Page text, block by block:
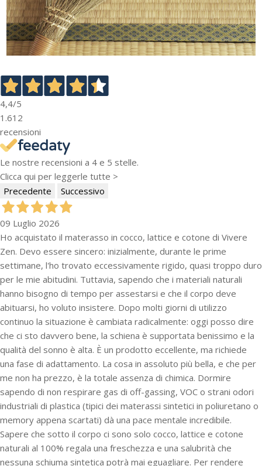
4,4/5
1.612
recensioni
Le nostre recensioni a 4 e 5 stelle.
Clicca qui per leggerle tutte >
Precedente
Successivo
09 Luglio 2026
Ho acquistato il materasso in cocco, lattice e cotone di Vivere
Zen. Devo essere sincero: inizialmente, durante le prime
settimane, l'ho trovato eccessivamente rigido, quasi troppo duro
per le mie abitudini. Tuttavia, sapendo che i materiali naturali
hanno bisogno di tempo per assestarsi e che il corpo deve
abituarsi, ho voluto insistere. Dopo molti giorni di utilizzo
continuo la situazione è cambiata radicalmente: oggi posso dire
che ci sto davvero bene, la schiena è supportata benissimo e la
qualità del sonno è alta. È un prodotto eccellente, ma richiede
una fase di adattamento. La cosa in assoluto più bella, e che per
me non ha prezzo, è la totale assenza di chimica. Dormire
sapendo di non respirare gas di off-gassing, VOC o strani odori
industriali di plastica (tipici dei materassi sintetici in poliuretano o
memory appena scartati) dà una pace mentale incredibile.
Sapere che sotto il corpo ci sono solo cocco, lattice e cotone
naturali al 100% regala una freschezza e una salubrità che
nessuna schiuma sintetica potrà mai eguagliare. Per rendere